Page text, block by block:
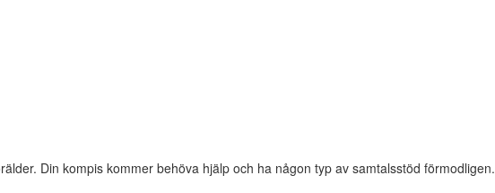
Din kompis kommer behöva hjälp och ha någon typ av samtalsstöd förmodligen.